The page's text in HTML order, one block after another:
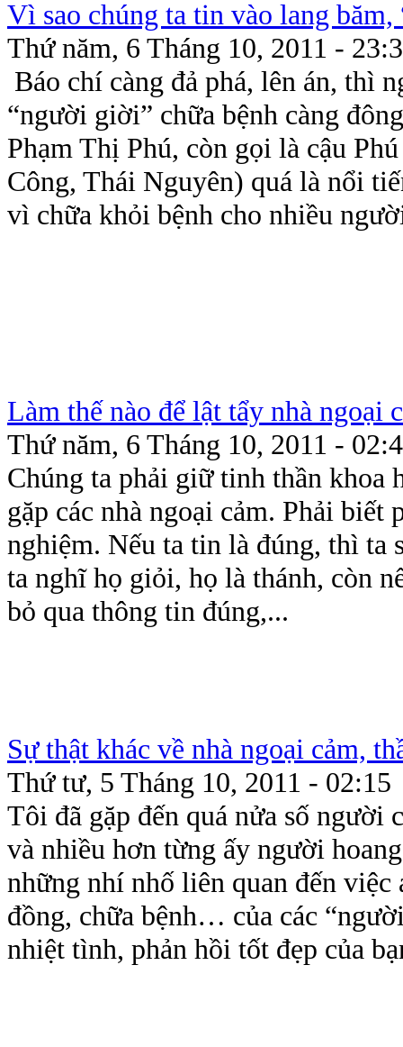
Vì sao chúng ta tin vào lang
Thứ năm, 6 Tháng 10, 2011 -
Báo chí càng đả phá, lên án, thì
“người giời” chữa bệnh càng
Phạm Thị Phú, còn gọi là cậu
Công, Thái Nguyên) quá là nổi
vì chữa khỏi bệnh cho nhiều
Làm thế nào để lật tẩy nhà ngoại
Thứ năm, 6 Tháng 10, 2011 -
Chúng ta phải giữ tinh thần khoa
gặp các nhà ngoại cảm. Phải biết
nghiệm. Nếu ta tin là đúng, thì ta
ta nghĩ họ giỏi, họ là thánh, còn
bỏ qua thông tin đúng,...
Sự thật khác về nhà ngoại cảm,
Thứ tư, 5 Tháng 10, 2011 - 02:15
Tôi đã gặp đến quá nửa số người
và nhiều hơn từng ấy người
những nhí nhố liên quan đến
đồng, chữa bệnh… của các
nhiệt tình, phản hồi tốt đẹp của